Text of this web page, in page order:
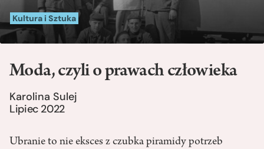
Kultura i Sztuka
Moda, czyli o prawach człowieka
Karolina Sulej
Lipiec 2022
Ubranie to nie eksces z czubka piramidy potrzeb